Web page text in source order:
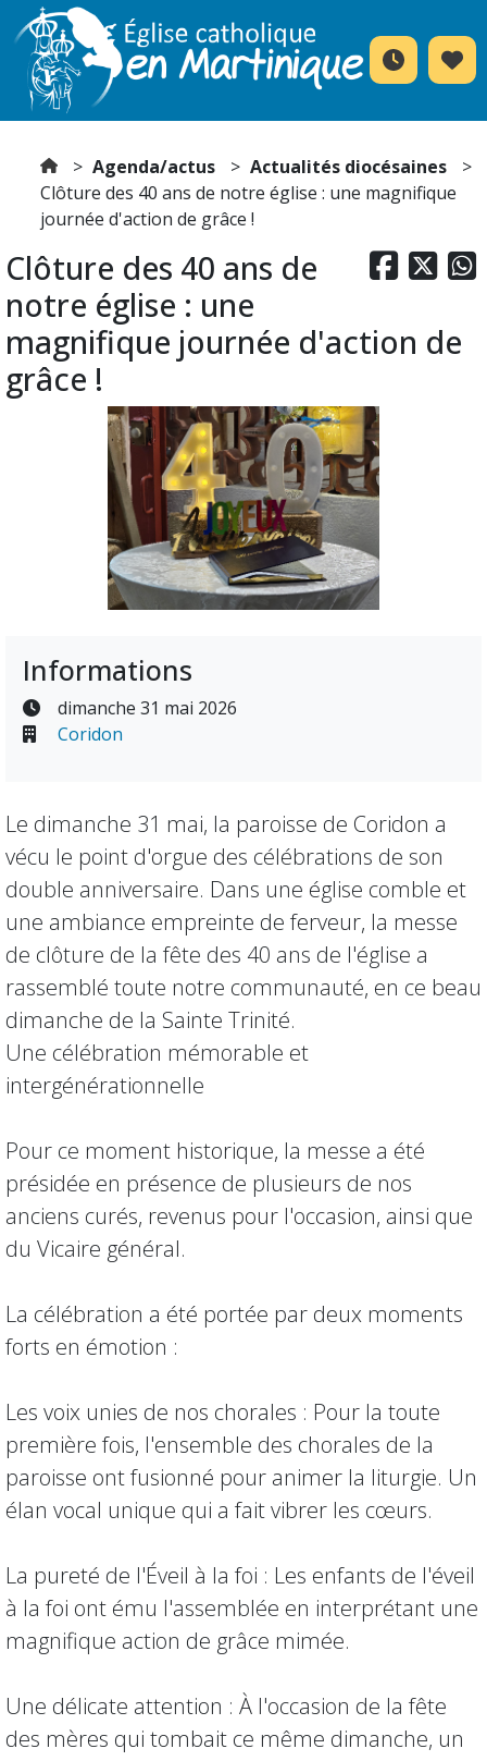
Agenda/actus
Actualités diocésaines
Clôture des 40 ans de notre église : une magnifique
journée d'action de grâce !
  
Clôture des 40 ans de
notre église : une
magnifique journée d'action de
grâce !
Informations
dimanche 31 mai 2026
Coridon
Le dimanche 31 mai, la paroisse de Coridon a
vécu le point d'orgue des célébrations de son
double anniversaire. Dans une église comble et
une ambiance empreinte de ferveur, la messe
de clôture de la fête des 40 ans de l'église a
rassemblé toute notre communauté, en ce beau
dimanche de la Sainte Trinité.
Une célébration mémorable et
intergénérationnelle
Pour ce moment historique, la messe a été
présidée en présence de plusieurs de nos
anciens curés, revenus pour l'occasion, ainsi que
du Vicaire général.
La célébration a été portée par deux moments
forts en émotion :
Les voix unies de nos chorales : Pour la toute
première fois, l'ensemble des chorales de la
paroisse ont fusionné pour animer la liturgie. Un
élan vocal unique qui a fait vibrer les cœurs.
La pureté de l'Éveil à la foi : Les enfants de l'éveil
à la foi ont ému l'assemblée en interprétant une
magnifique action de grâce mimée.
Une délicate attention : À l'occasion de la fête
des mères qui tombait ce même dimanche, un